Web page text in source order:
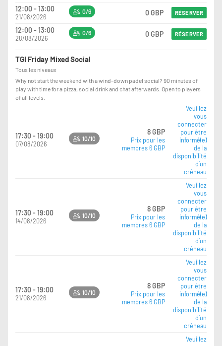
12:00 - 13:00
21/08/2026
0/6 0 GBP RÉSERVER
12:00 - 13:00
28/08/2026
0/6 0 GBP RÉSERVER
TGI Friday Mixed Social
Tous les niveaux
Why not start the weekend with a wind-down padel social? 90 minutes of
play with time for a pizza, social drink and chat afterwards. Open to players
of all levels.
17:30 - 19:00
07/08/2026
10/10
8 GBP
Prix pour les
membres 6 GBP
Veuillez
vous
connecter
pour être
informé(e)
de la
disponibilité
d’un
créneau
17:30 - 19:00
14/08/2026
10/10
8 GBP
Prix pour les
membres 6 GBP
Veuillez
vous
connecter
pour être
informé(e)
de la
disponibilité
d’un
créneau
17:30 - 19:00
21/08/2026
10/10
8 GBP
Prix pour les
membres 6 GBP
Veuillez
vous
connecter
pour être
informé(e)
de la
disponibilité
d’un
créneau
Veuillez